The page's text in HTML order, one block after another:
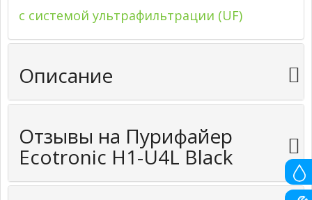
с системой ультрафильтрации (UF)
Описание
Отзывы на Пурифайер
Ecotronic H1-U4L Black